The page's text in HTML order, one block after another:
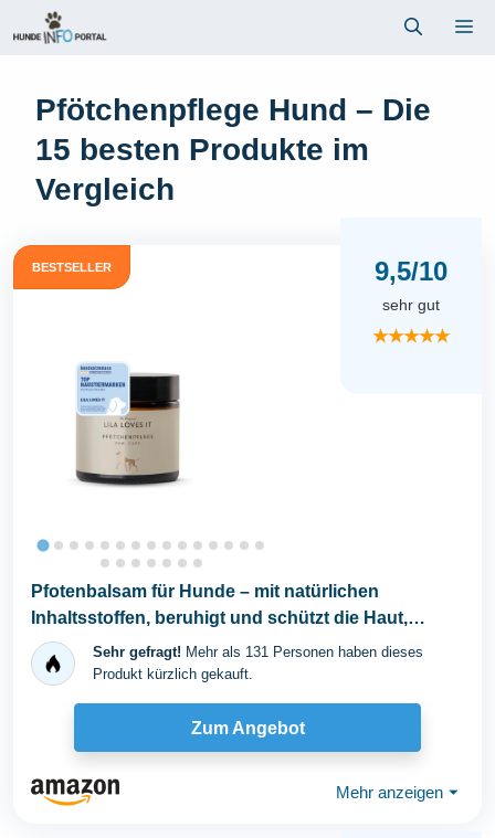
Inhalt
Pfötchenpflege Hund – Die
15 besten Produkte im
Vergleich
BESTSELLER 9,5/10
sehr gut
★★★★★
Pfotenbalsam für Hunde – mit natürlichen
Inhaltsstoffen, beruhigt und schützt die Haut,
stärkt...
Sehr gefragt! Mehr als 131 Personen haben dieses
Produkt kürzlich gekauft.
Zum Angebot
Mehr anzeigen ⏷